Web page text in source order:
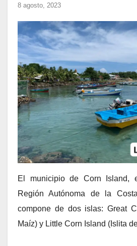
8 agosto, 2023
El municipio de Corn Island,
Región Autónoma de la
compone de dos islas: Great
Maíz) y Little Corn Island (Islita